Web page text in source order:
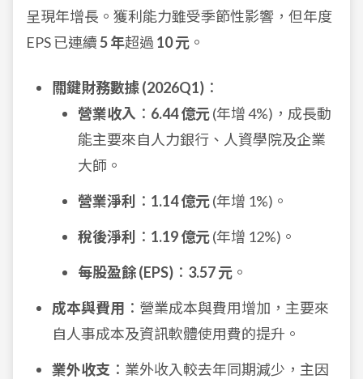
呈現年增長。獲利能力雖受季節性影響，但年度
EPS 已連續5 年超過 10 元 。
關鍵財務數據 (2026Q1) ：
營業收入 ： 6.44 億元(年增 4%)，成長動
能主要來自人力銀行、人資學院及企業
大師。
營業淨利
： 1.14 億元(年增 1%)。
稅後淨利
： 1.19 億元(年增 12%)。
每股盈餘 (EPS) ： 3.57 元 。
成本與費用 ：營業成本與費用增加，主要來
自人事成本及資訊軟體使用費的提升。
業外收支 ：業外收入較去年同期減少，主因